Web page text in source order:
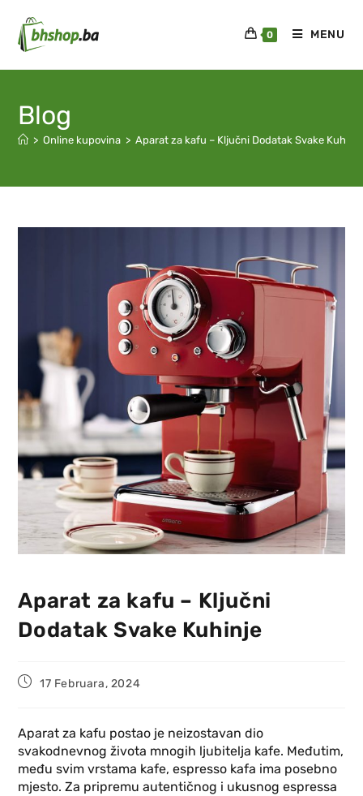
0 MENU
Blog
> Online kupovina > Aparat za kafu – Ključni Dodatak Svake Kuhinje
Aparat za kafu – Ključni
Dodatak Svake Kuhinje
17 Februara, 2024
Aparat za kafu postao je neizostavan dio
svakodnevnog života mnogih ljubitelja kafe. Međutim,
među svim vrstama kafe, espresso kafa ima posebno
mjesto. Za pripremu autentičnog i ukusnog espressa